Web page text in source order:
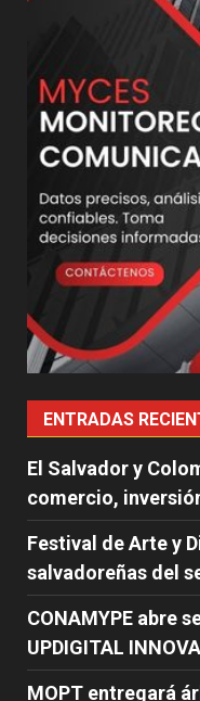
ENTRADAS
El Salvador y
comercio,
Festival de Arte y
salvadoreñas del
CONAMYPE abre
UPDIGITAL
MOPT entregará